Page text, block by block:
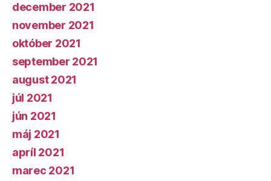
december 2021
november 2021
október 2021
september 2021
august 2021
júl 2021
jún 2021
máj 2021
apríl 2021
marec 2021